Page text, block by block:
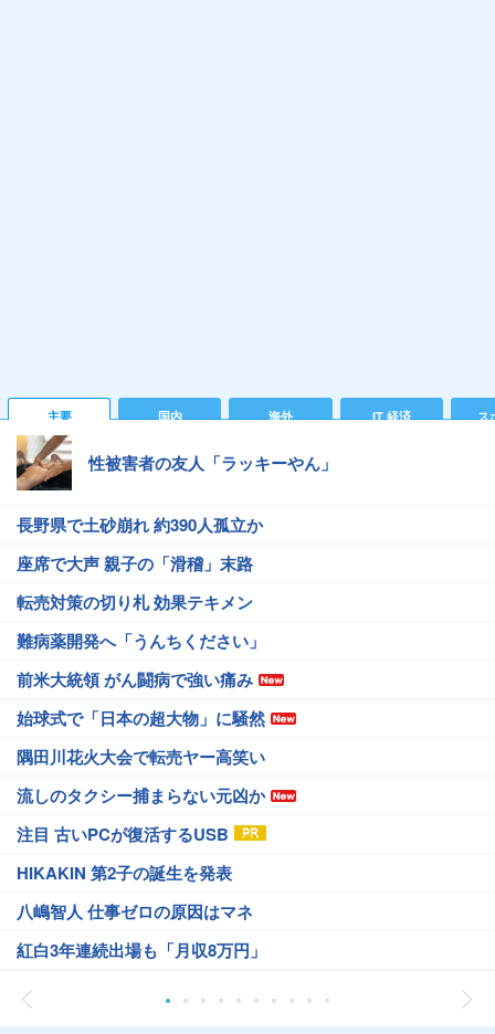
主要 国内 海外 IT 経済 ス
性被害者の友人「ラッキーやん」
長野県で土砂崩れ 約390人孤立か
座席で大声 親子の「滑稽」末路
転売対策の切り札 効果テキメン
難病薬開発へ「うんちください」
前米大統領 がん闘病で強い痛み
始球式で「日本の超大物」に騒然
隅田川花火大会で転売ヤー高笑い
流しのタクシー捕まらない元凶か
注目 古いPCが復活するUSB
HIKAKIN 第2子の誕生を発表
八嶋智人 仕事ゼロの原因はマネ
紅白3年連続出場も「月収8万円」